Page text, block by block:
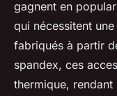
gagnent en
qui nécessitent
fabriqués à partir
spandex, ces
thermique,